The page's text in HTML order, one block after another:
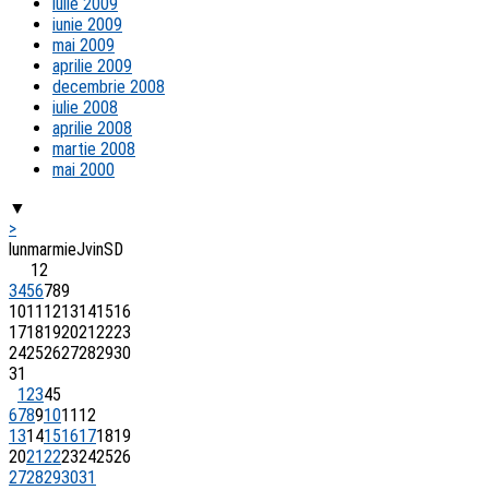
iulie 2009
iunie 2009
mai 2009
aprilie 2009
decembrie 2008
iulie 2008
aprilie 2008
martie 2008
mai 2000
▼
>
lunmarmieJvinS D
12
3456789
1011 1213141516
17181920212223
24252627282930
31
12345
67891011 12
13141516171819
20212223242526
2728293031